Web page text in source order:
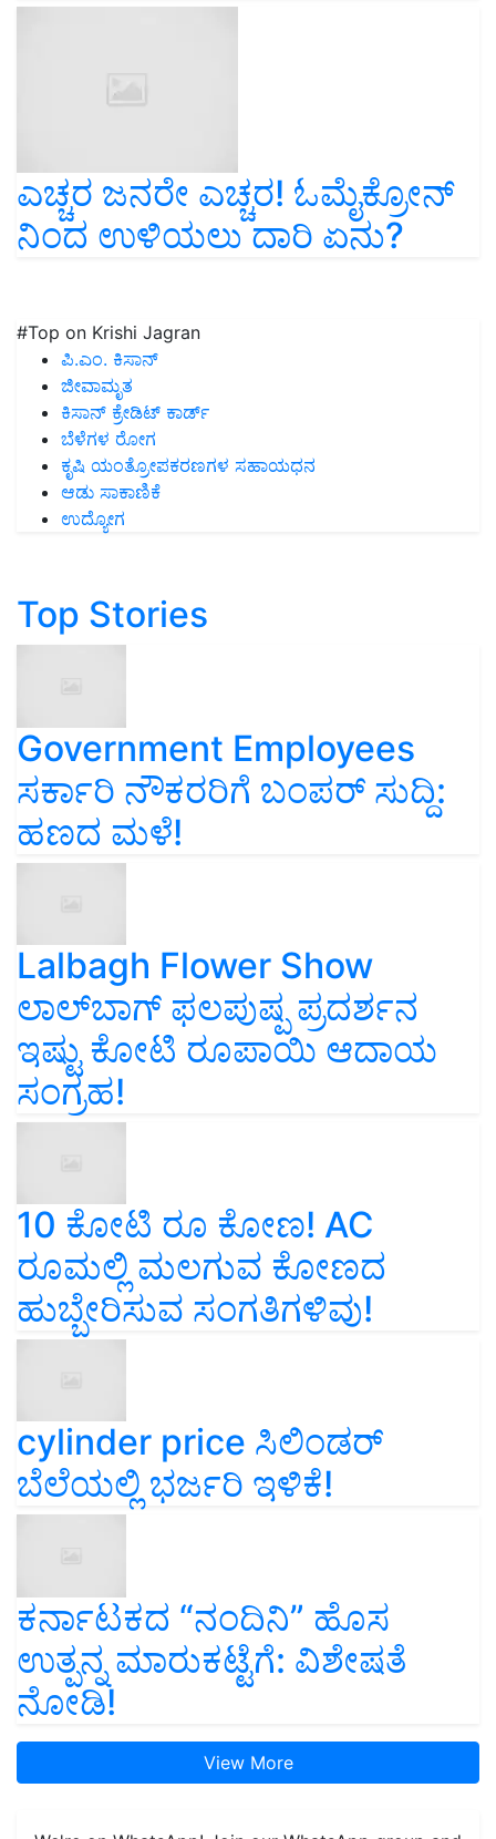
ಎಚ್ಚರ ಜನರೇ ಎಚ್ಚರ! ಓಮೈಕ್ರೋನ್
ನಿಂದ ಉಳಿಯಲು ದಾರಿ ಏನು?
#Top on Krishi Jagran
ಪಿ.ಎಂ. ಕಿಸಾನ್
ಜೀವಾಮೃತ
ಕಿಸಾನ್ ಕ್ರೇಡಿಟ್ ಕಾರ್ಡ್
ಬೆಳೆಗಳ ರೋಗ
ಕೃಷಿ ಯಂತ್ರೋಪಕರಣಗಳ ಸಹಾಯಧನ
ಆಡು ಸಾಕಾಣಿಕೆ
ಉದ್ಯೋಗ
Top Stories
Government Employees
ಸರ್ಕಾರಿ ನೌಕರರಿಗೆ ಬಂಪರ್‌ ಸುದ್ದಿ:
ಹಣದ ಮಳೆ!
Lalbagh Flower Show
ಲಾಲ್‌ಬಾಗ್ ಫಲಪುಷ್ಪ ಪ್ರದರ್ಶನ
ಇಷ್ಟು ಕೋಟಿ ರೂಪಾಯಿ ಆದಾಯ
ಸಂಗ್ರಹ!
10 ಕೋಟಿ ರೂ ಕೋಣ! AC
ರೂಮಲ್ಲಿ ಮಲಗುವ ಕೋಣದ
ಹುಬ್ಬೇರಿಸುವ ಸಂಗತಿಗಳಿವು!
cylinder price ಸಿಲಿಂಡರ್‌
ಬೆಲೆಯಲ್ಲಿ ಭರ್ಜರಿ ಇಳಿಕೆ!
ಕರ್ನಾಟಕದ “ನಂದಿನಿ” ಹೊಸ
ಉತ್ಪನ್ನ ಮಾರುಕಟ್ಟೆಗೆ: ವಿಶೇಷತೆ
ನೋಡಿ!
View More